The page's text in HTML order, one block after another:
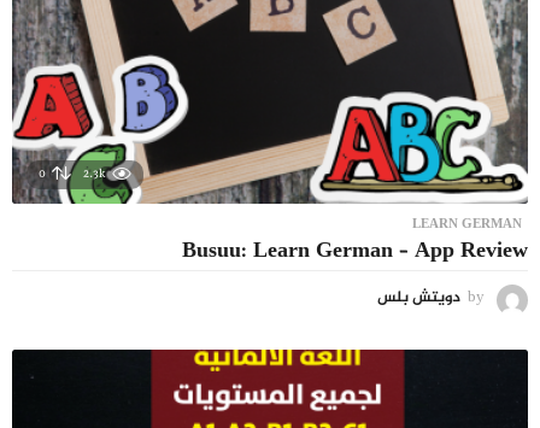
2.3k
0
LEARN GERMAN
Busuu: Learn German – App Review
by دويتش بلس